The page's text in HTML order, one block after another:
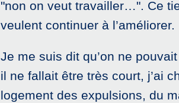
"non on veut travailler…". Ce
veulent continuer à l’améliorer.
Je me suis dit qu’on ne
il ne fallait être très court, j’ai
logement des expulsions, du